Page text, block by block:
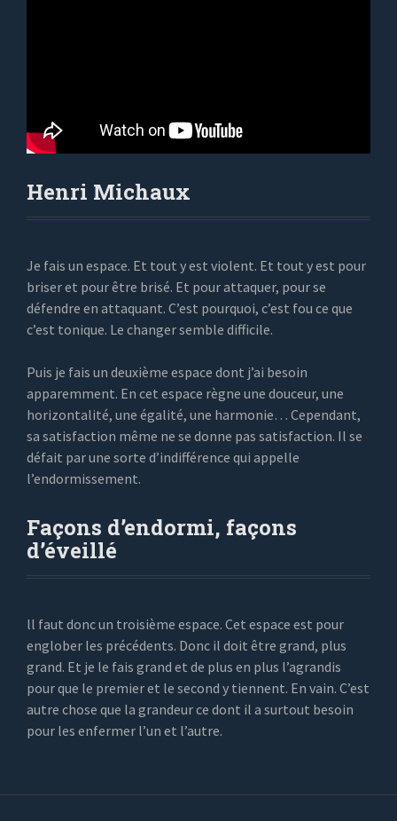
Henri Michaux
Je fais un espace. Et tout y est violent. Et tout y est pour
briser et pour être brisé. Et pour attaquer, pour se
défendre en attaquant. C’est pourquoi, c’est fou ce que
c’est tonique. Le changer semble difficile.
Puis je fais un deuxième espace dont j’ai besoin
apparemment. En cet espace règne une douceur, une
horizontalité, une égalité, une harmonie… Cependant,
sa satisfaction même ne se donne pas satisfaction. Il se
défait par une sorte d’indifférence qui appelle
l’endormissement.
Façons d’endormi, façons
d’éveillé
ll faut donc un troisième espace. Cet espace est pour
englober les précédents. Donc il doit être grand, plus
grand. Et je le fais grand et de plus en plus l’agrandis
pour que le premier et le second y tiennent. En vain. C’est
autre chose que la grandeur ce dont il a surtout besoin
pour les enfermer l’un et l’autre.